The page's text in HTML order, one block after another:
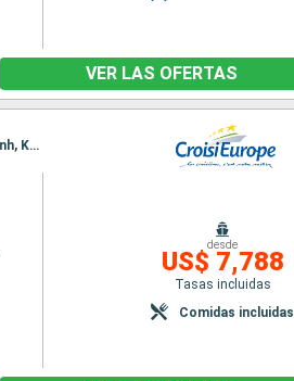
VER LAS OFERTAS
Itinerario : Hanoï, Baia de Halong, Hanoï, Ho Chi Minh-Ville, Chao gao Canal, Sa Dec, Chau Doc, Phnom Penh, Kampong Chhnang, Tonle, Siem Reap, Angkor, Siem Reap
desde
US$ 7,788
Tasas incluidas
Comidas incluidas